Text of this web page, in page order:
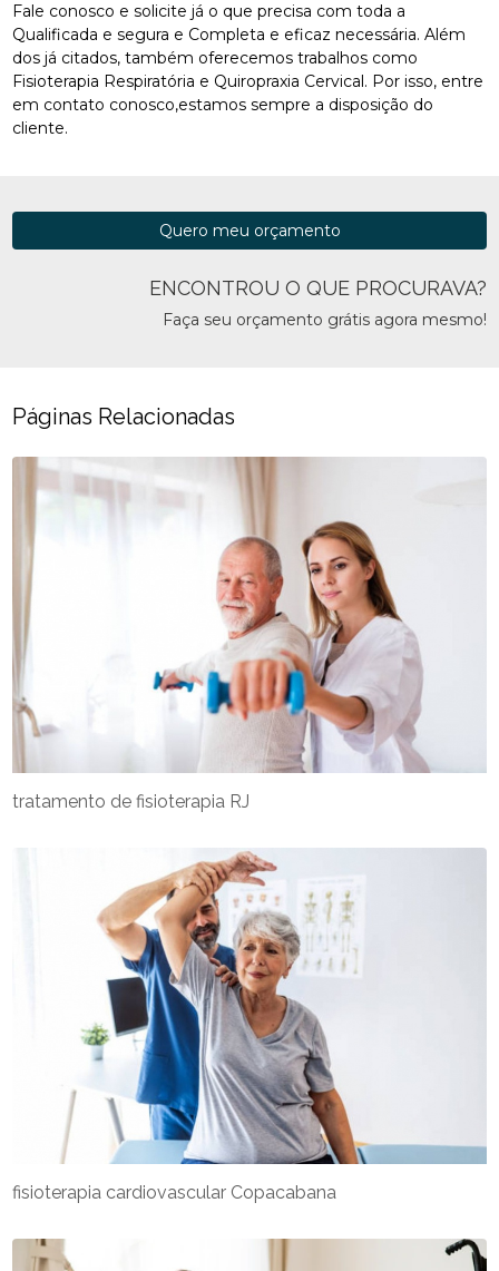
Fale conosco e solicite já o que precisa com toda a
Qualificada e segura e Completa e eficaz necessária. Além
dos já citados, também oferecemos trabalhos como
Fisioterapia Respiratória e Quiropraxia Cervical. Por isso, entre
em contato conosco,estamos sempre a disposição do
cliente.
ENCONTROU O QUE PROCURAVA?
Faça seu orçamento grátis agora mesmo!
Quero meu orçamento
Páginas Relacionadas
fisioterapia cardiovascular Copacabana
tratamento de fisioterapia RJ